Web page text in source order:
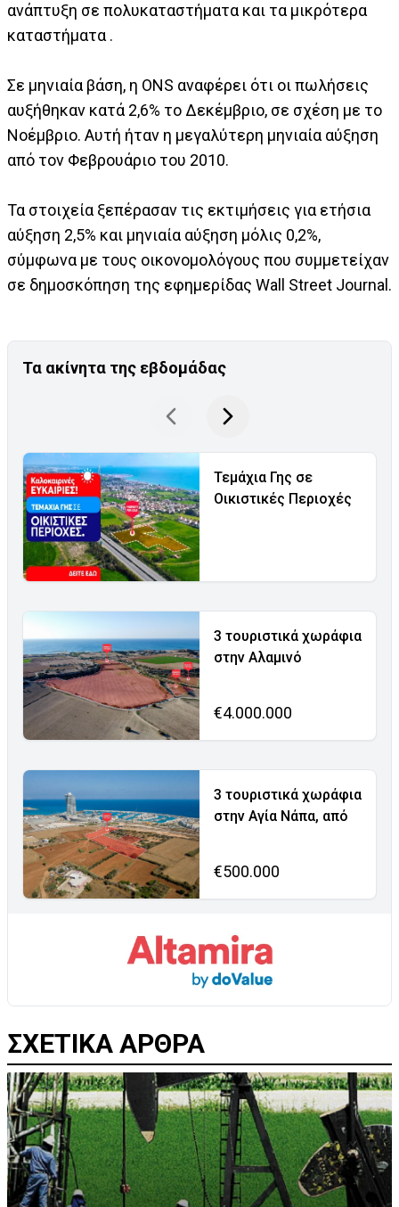
ανάπτυξη σε πολυκαταστήματα και τα μικρότερα
καταστήματα .
Σε μηνιαία βάση, η ONS αναφέρει ότι οι πωλήσεις
αυξήθηκαν κατά 2,6% το Δεκέμβριο, σε σχέση με το
Νοέμβριο. Αυτή ήταν η μεγαλύτερη μηνιαία αύξηση
από τον Φεβρουάριο του 2010.
Τα στοιχεία ξεπέρασαν τις εκτιμήσεις για ετήσια
αύξηση 2,5% και μηνιαία αύξηση μόλις 0,2%,
σύμφωνα με τους οικονομολόγους που συμμετείχαν
σε δημοσκόπηση της εφημερίδας Wall Street Journal.
Τα ακίνητα της εβδομάδας
Τεμάχια Γης σε
Οικιστικές Περιοχές
3 τουριστικά χωράφια
στην Αλαμινό
€4.000.000
3 τουριστικά χωράφια
στην Αγία Νάπα, από
€500.000
ΣΧΕΤΙΚΑ ΑΡΘΡΑ